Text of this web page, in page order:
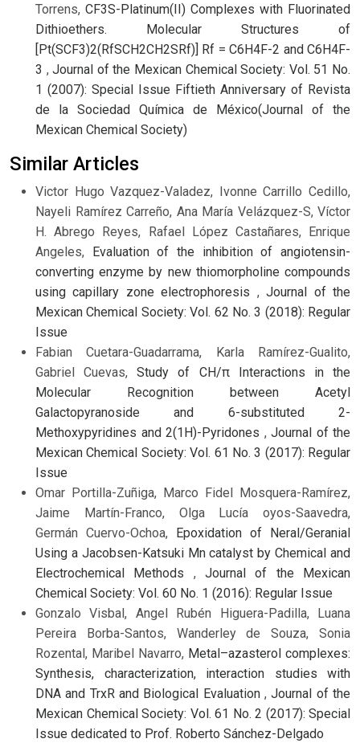
Torrens, CF3S-Platinum(II) Complexes with Fluorinated
Dithioethers. Molecular Structures of
[Pt(SCF3)2(RfSCH2CH2SRf)] Rf = C6H4F-2 and C6H4F-
3 ,Journal of the Mexican Chemical Society: Vol. 51 No.
1 (2007): Special Issue Fiftieth Anniversary of Revista
de la Sociedad Química de México(Journal of the
Mexican Chemical Society)
Similar Articles
Victor Hugo Vazquez-Valadez, Ivonne Carrillo Cedillo,
Nayeli Ramírez Carreño, Ana María Velázquez-S, Víctor
H. Abrego Reyes, Rafael López Castañares, Enrique
Angeles, Evaluation of the inhibition of angiotensin-
converting enzyme by new thiomorpholine compounds
using capillary zone electrophoresis ,Journal of the
Mexican Chemical Society: Vol. 62 No. 3 (2018): Regular
Issue
Fabian Cuetara-Guadarrama, Karla Ramírez-Gualito,
Gabriel Cuevas,Study of CH/π Interactions in the
Molecular Recognition between Acetyl
Galactopyranoside and 6-substituted 2-
Methoxypyridines and 2(1H)-Pyridones , Journal of the
Mexican Chemical Society: Vol. 61 No. 3 (2017): Regular
Issue
Omar Portilla-Zuñiga, Marco Fidel Mosquera-Ramírez,
Jaime Martín-Franco, Olga Lucía oyos-Saavedra,
Germán Cuervo-Ochoa, Epoxidation of Neral/Geranial
Using a Jacobsen-Katsuki Mn catalyst by Chemical and
Electrochemical Methods ,Journal of the Mexican
Chemical Society: Vol. 60 No. 1 (2016): Regular Issue
Gonzalo Visbal, Angel Rubén Higuera-Padilla, Luana
Pereira Borba-Santos, Wanderley de Souza, Sonia
Rozental, Maribel Navarro, Metal–azasterol complexes:
Synthesis, characterization, interaction studies with
DNA and TrxR and Biological Evaluation ,Journal of the
Mexican Chemical Society: Vol. 61 No. 2 (2017): Special
Issue dedicated to Prof. Roberto Sánchez-Delgado